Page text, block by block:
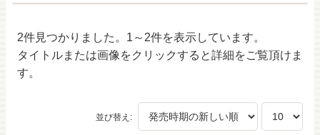
2件見つかりました。 1～2件を表示しています。
タイトルまたは画像をクリックすると詳細をご覧頂けま
す。
並び替え: